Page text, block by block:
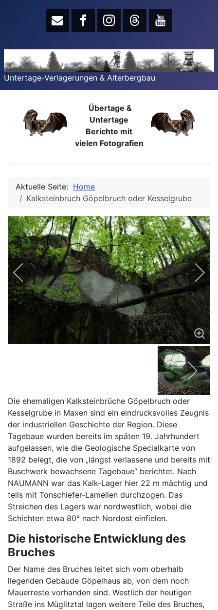
Untertage-Verlagerungen & Alterbergbau
Übertage &
Untertage
Berichte mit
vielen Fotografien
Aktuelle Seite: Home
Kalksteinbruch Göpelbruch oder Kesselgrube
Die ehemaligen Kalksteinbrüche Göpelbruch oder
Kesselgrube in Maxen sind ein eindrucksvolles Zeugnis
der industriellen Geschichte der Region. Diese
Tagebaue wurden bereits im späten 19. Jahrhundert
aufgelassen, wie die Geologische Specialkarte von
1892 belegt, die von „längst verlassene und bereits mit
Buschwerk bewachsene Tagebaue“ berichtet. Nach
NAUMANN war das Kalk-Lager hier 22 m mächtig und
teils mit Tonschiefer-Lamellen durchzogen. Das
Streichen des Lagers war nordwestlich, wobei die
Schichten etwa 80° nach Nordost einfielen.
Die historische Entwicklung des
Bruches
Der Name des Bruches leitet sich vom oberhalb
liegenden Gebäude Göpelhaus ab, von dem noch
Mauerreste vorhanden sind. Westlich der heutigen
Straße ins Müglitztal lagen weitere Teile des Bruches,